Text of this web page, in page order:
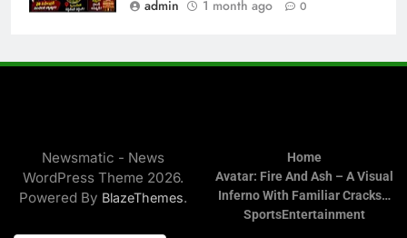
admin
1 month ago 0
Newsmatic - News
WordPress Theme 2026.
Powered By BlazeThemes.
Home
Avatar: Fire And Ash – A Visual
Inferno With Familiar Cracks…
SportsEntertainment